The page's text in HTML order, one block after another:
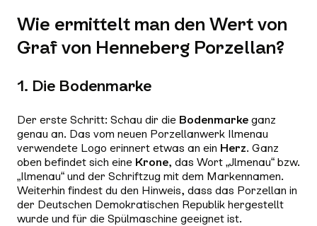
Wie ermittelt man den Wert von
Graf von Henneberg Porzellan?
1. Die Bodenmarke
Der erste Schritt: Schau dir die Bodenmarke ganz
genau an. Das vom neuen Porzellanwerk Ilmenau
verwendete Logo erinnert etwas an ein Herz. Ganz
oben befindet sich eine Krone, das Wort „Jlmenau“ bzw.
„Ilmenau“ und der Schriftzug mit dem Markennamen.
Weiterhin findest du den Hinweis, dass das Porzellan in
der Deutschen Demokratischen Republik hergestellt
wurde und für die Spülmaschine geeignet ist.